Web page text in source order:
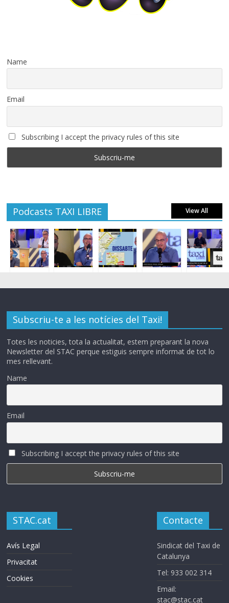
Name
Email
Subscribing I accept the privacy rules of this site
Podcasts TAXI LIBRE View All
Subscriu-te a les notícies del Taxi!
Totes les noticies, tota la actualitat, estem preparant la nova
Newsletter del STAC perque estiguis sempre informat de tot lo
mes rellevant.
Name
Email
Subscribing I accept the privacy rules of this site
STAC.cat
Avís Legal
Privacitat
Cookies
Contacte
Sindicat del Taxi de
Catalunya
Tel: 933 002 314
Email:
stac@stac.cat